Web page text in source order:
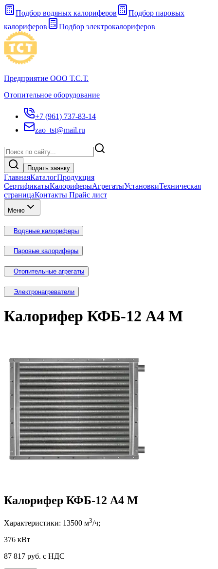
Подбор водяных калориферов
Подбор паровых
калориферов
Подбор электрокалориферов
Предприятие ООО Т.С.Т.
Отопительное оборудование
+7 (961) 737-83-14
zao_tst@mail.ru
Подать заявку
ГлавнаяКаталогПродукция
СертификатыКалориферыАгрегатыУстановкиТехническая
страницаКонтакты Прайс лист
Меню
Водяные калориферы
Паровые калориферы
Отопительные агрегаты
Электронагреватели
Калорифер КФБ-12 А4 М
Калорифер КФБ-12 А4 М
Характеристики: 13500 м3/ч;
376 кВт
87 817 руб. с НДС